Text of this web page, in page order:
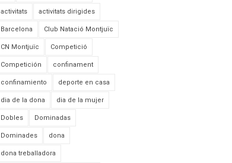
activitats activitats dirigides
Barcelona Club Natació Montjuïc
CN Montjuïc Competició
Competición confinament
confinamiento deporte en casa
dia de la dona dia de la mujer
Dobles Dominadas
Dominades dona
dona treballadora